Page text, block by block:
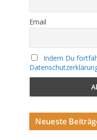
Email
Indem Du
Neueste